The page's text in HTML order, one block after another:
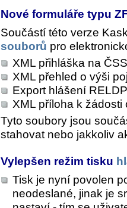
Nové formuláře typu
Součástí této verze
souborů pro
XML přihláška na
XML přehled o výši
Export hlášení
XML příloha k žádosti
Tyto soubory jsou
stahovat nebo jakkoliv
Vylepšen režim tisku
Tisk je nyní povolen
neodeslané, jinak je